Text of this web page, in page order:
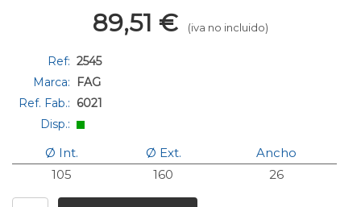
89,51 € (iva no incluido)
Ref: 2545
Marca:
FAG
Ref. Fab.: 6021
Disp.:
Ø Int. Ø Ext.
Ancho
105
160 26